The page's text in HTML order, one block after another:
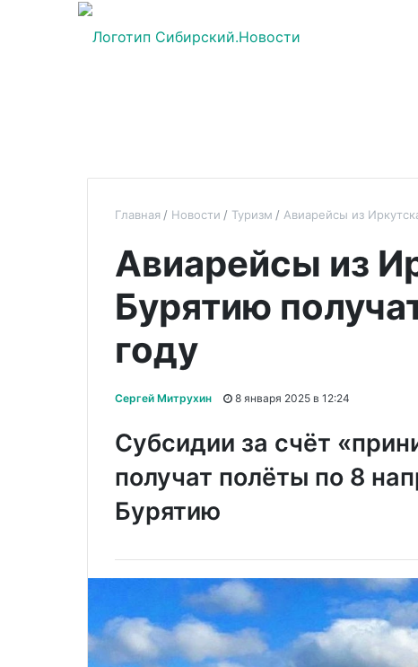
Главная Новости Туризм Авиарейсы из
Авиарейсы из
Бурятию
году
Сергей Митрухин 8 января 2025 в 12:24
Субсидии за счёт
получат полёты по 8
Бурятию